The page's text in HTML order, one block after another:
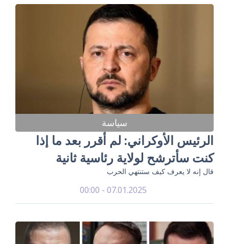
سياسة
الرئيس الأوكراني: لم أقرر بعد ما إذا
كنت سأترشح لولاية رئاسية ثانية
قال إنه لا يعرف كيف ستنتهي الحرب
07.01.2025 - 00:00